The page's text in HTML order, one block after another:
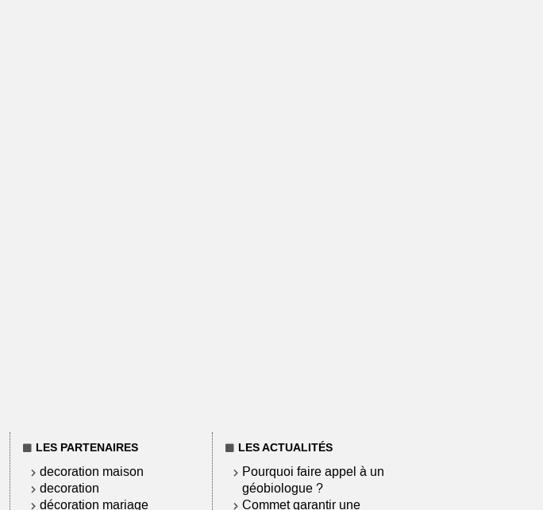
LES PARTENAIRES
decoration maison
decoration
décoration mariage
LES ACTUALITÉS
Pourquoi faire appel à un
géobiologue ?
Commet garantir une